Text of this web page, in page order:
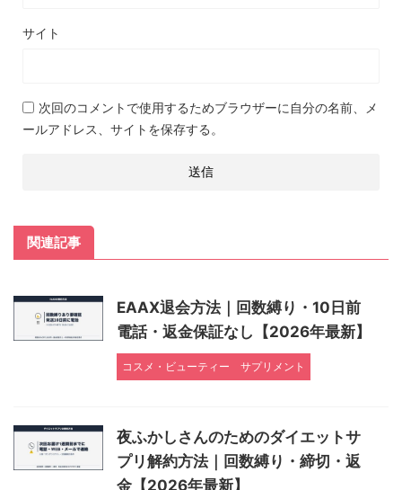
サイト
次回のコメントで使用するためブラウザーに自分の名前、メ
ールアドレス、サイトを保存する。
関連記事
EAAX退会方法｜回数縛り・10日前
電話・返金保証なし【2026年最新】
コスメ・ビューティー サプリメント
夜ふかしさんのためのダイエットサ
プリ解約方法｜回数縛り・締切・返
金【2026年最新】